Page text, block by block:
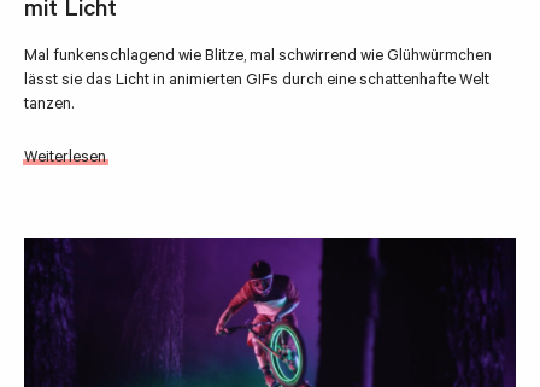
mit Licht
Mal funkenschlagend wie Blitze, mal schwirrend wie Glühwürmchen
lässt sie das Licht in animierten GIFs durch eine schattenhafte Welt
tanzen.
Weiterlesen